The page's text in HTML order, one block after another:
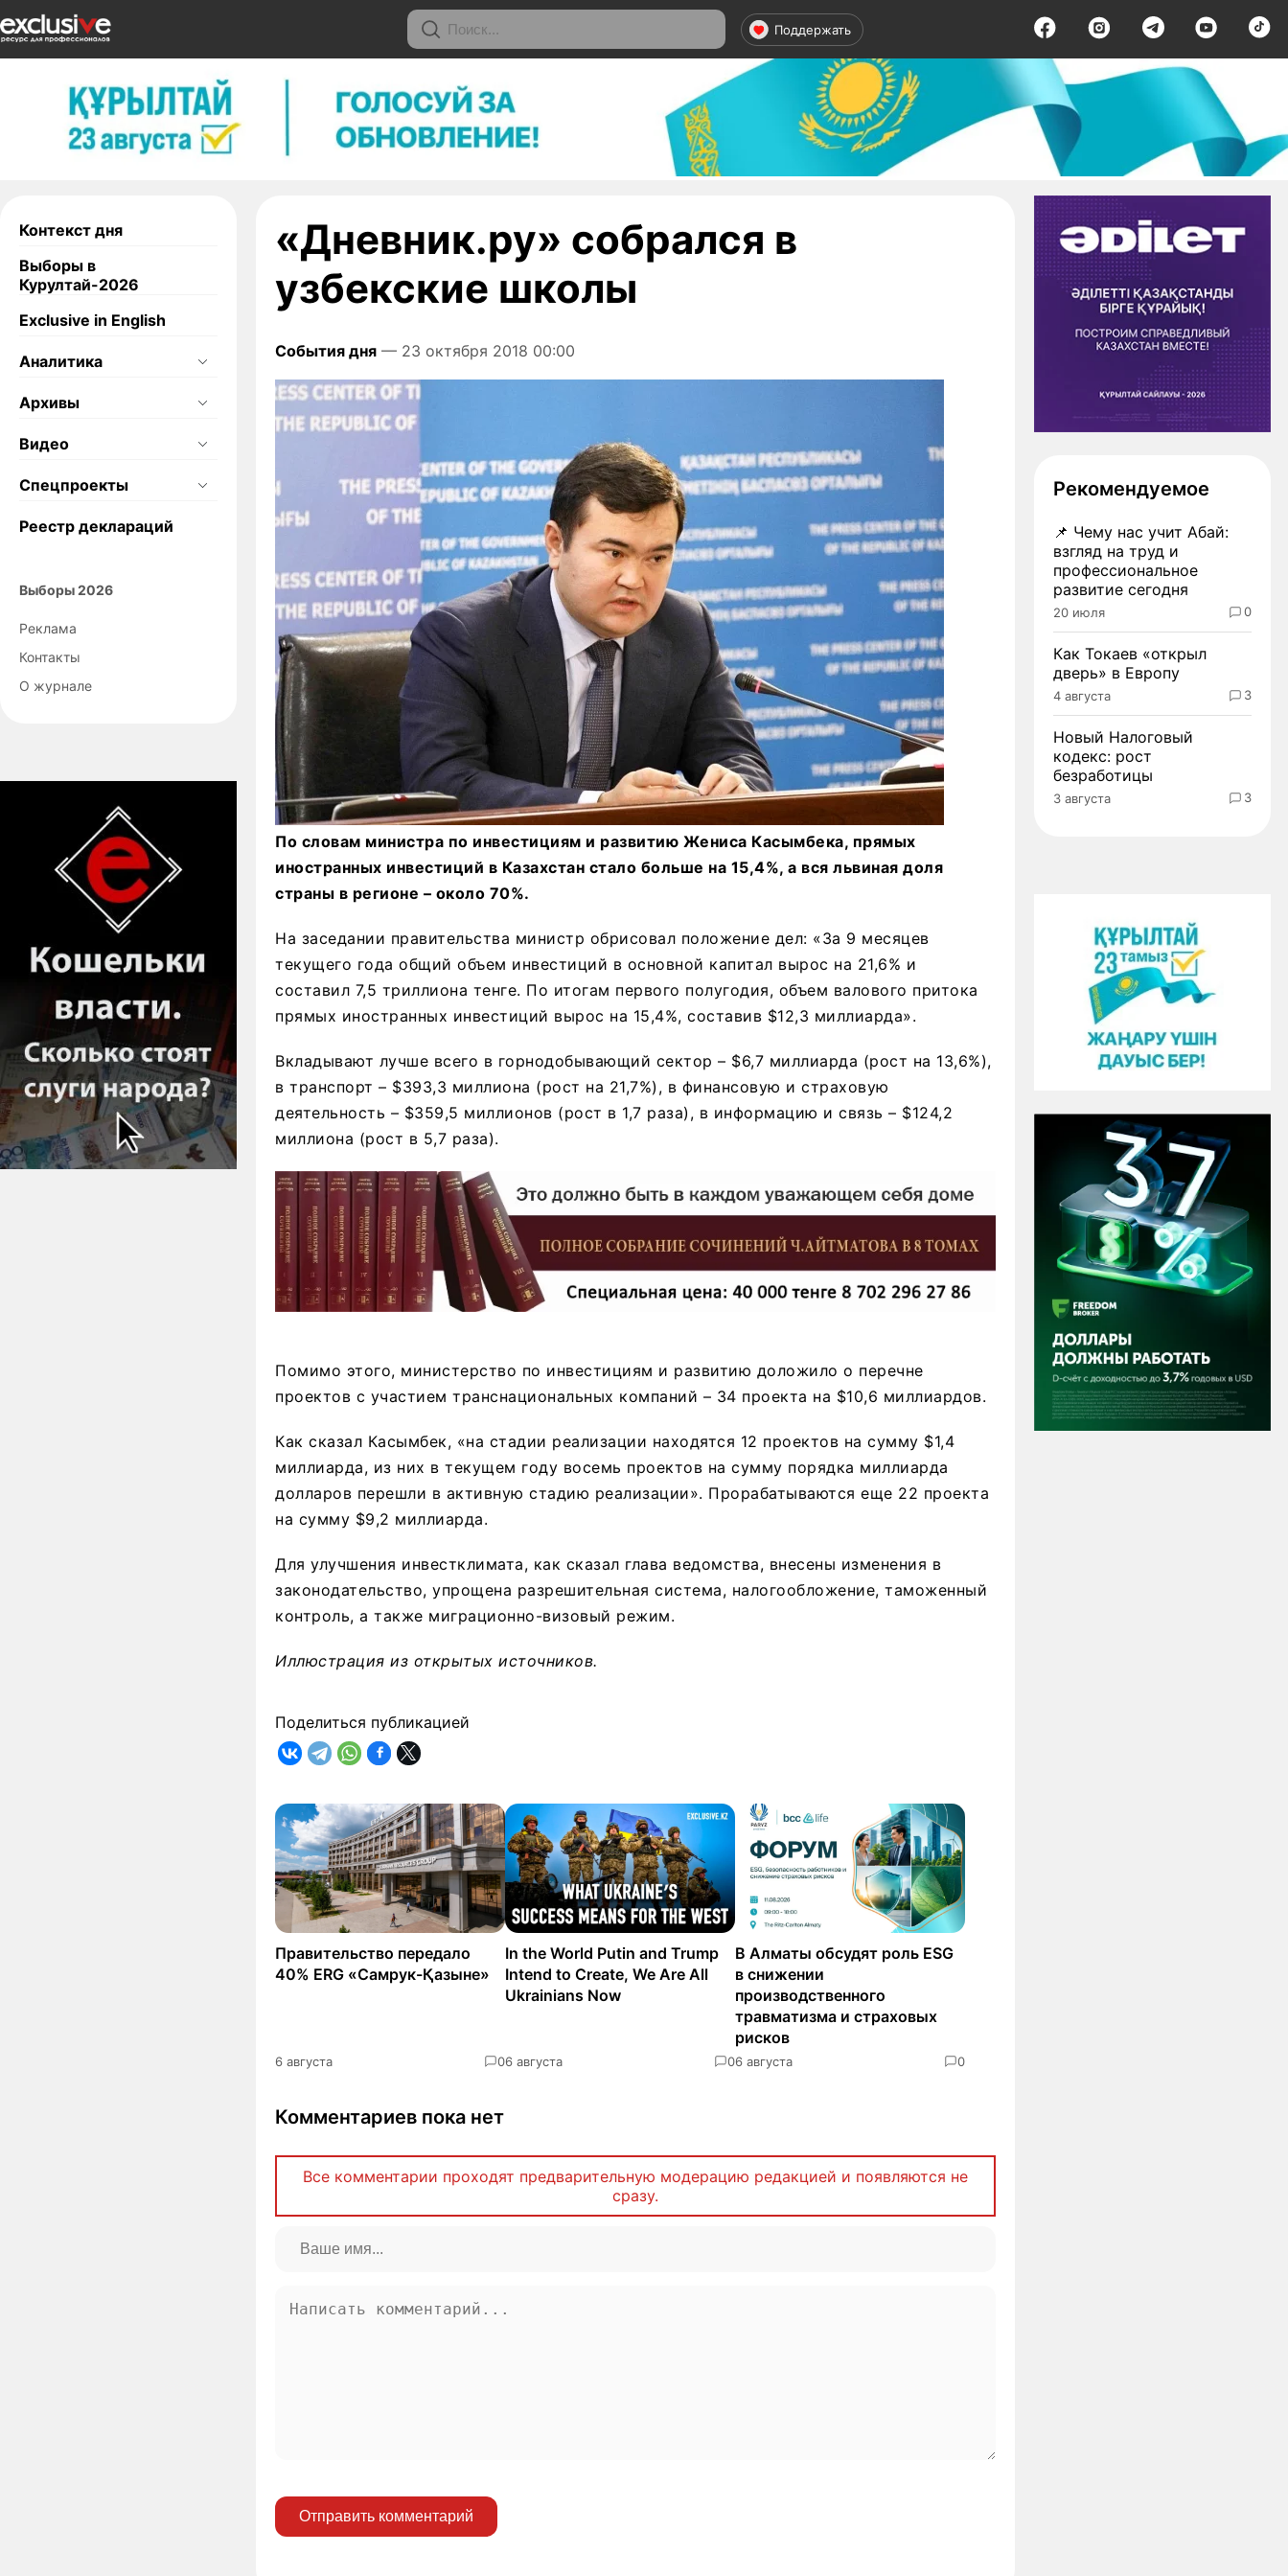
Поддержать
Контекст дня
Выборы в
Курултай-2026
Exclusive in English
Аналитика
Архивы
Видео
Спецпроекты
Реестр деклараций
Выборы 2026
Реклама
Контакты
О журнале
«Дневник.ру» собрался в
узбекские школы
События дня — 23 октября 2018 00:00
По словам министра по инвестициям и развитию Жениса Касымбека, прямых
иностранных инвестиций в Казахстан стало больше на 15,4%, а вся львиная доля
страны в регионе – около 70%.
На заседании правительства министр обрисовал положение дел: «За 9 месяцев
текущего года общий объем инвестиций в основной капитал вырос на 21,6% и
составил 7,5 триллиона тенге. По итогам первого полугодия, объем валового притока
прямых иностранных инвестиций вырос на 15,4%, составив $12,3 миллиарда».
Вкладывают лучше всего в горнодобывающий сектор – $6,7 миллиарда (рост на 13,6%),
в транспорт – $393,3 миллиона (рост на 21,7%), в финансовую и страховую
деятельность – $359,5 миллионов (рост в 1,7 раза), в информацию и связь – $124,2
миллиона (рост в 5,7 раза).
Помимо этого, министерство по инвестициям и развитию доложило о перечне
проектов с участием транснациональных компаний – 34 проекта на $10,6 миллиардов.
Как сказал Касымбек, «на стадии реализации находятся 12 проектов на сумму $1,4
миллиарда, из них в текущем году восемь проектов на сумму порядка миллиарда
долларов перешли в активную стадию реализации». Прорабатываются еще 22 проекта
на сумму $9,2 миллиарда.
Для улучшения инвестклимата, как сказал глава ведомства, внесены изменения в
законодательство, упрощена разрешительная система, налогообложение, таможенный
контроль, а также миграционно-визовый режим.
Иллюстрация из открытых источников.
Поделиться публикацией
Правительство передало
40% ERG «Самрук-Қазыне»
6 августа 0
In the World Putin and Trump
Intend to Create, We Are All
Ukrainians Now
6 августа 0
В Алматы обсудят роль ESG
в снижении
производственного
травматизма и страховых
рисков
6 августа 0
Комментариев пока нет
Все комментарии проходят предварительную модерацию редакцией и появляются не
сразу.
Отправить комментарий
Рекомендуемое
📌 Чему нас учит Абай:
взгляд на труд и
профессиональное
развитие сегодня
20 июля 0
Как Токаев «открыл
дверь» в Европу
4 августа 3
Новый Налоговый
кодекс: рост
безработицы
3 августа 3